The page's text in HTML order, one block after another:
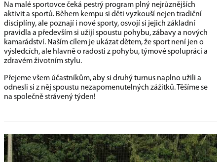
Na malé sportovce čeká pestrý program plný nejrůznějších
aktivit a sportů. Během kempu si děti vyzkouší nejen tradiční
disciplíny, ale poznají i nové sporty, osvojí si jejich základní
pravidla a především si užijí spoustu pohybu, zábavy a nových
kamarádství. Naším cílem je ukázat dětem, že sport není jen o
výsledcích, ale hlavně o radosti z pohybu, týmové spolupráci a
zdravém životním stylu.
Přejeme všem účastníkům, aby si druhý turnus naplno užili a
odnesli si z něj spoustu nezapomenutelných zážitků. Těšíme se
na společně strávený týden!